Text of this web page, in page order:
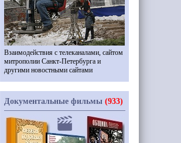
Взаимодействия с телеканалами, сайтом
митрополии Санкт-Петербурга и
другими новостными сайтами
Документальные фильмы (933)